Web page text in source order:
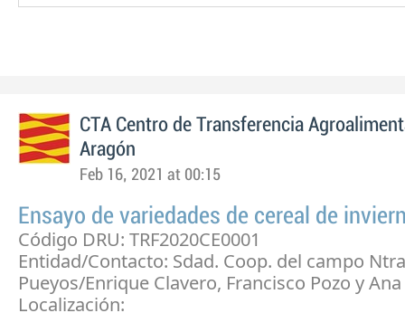
CTA Centro de Transferencia
Aragón
Feb 16, 2021 at 00:15
Ensayo de variedades de cereal de
Código DRU: TRF2020CE0001
Entidad/Contacto: Sdad. Coop. del campo
Pueyos/Enrique Clavero, Francisco Pozo y
Localización: